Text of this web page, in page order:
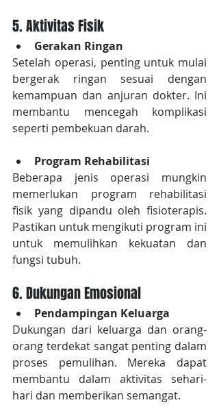
5. Aktivitas Fisik
Gerakan Ringan
Setelah operasi, penting untuk mulai
bergerak ringan sesuai dengan
kemampuan dan anjuran dokter. Ini
membantu mencegah komplikasi
seperti pembekuan darah.
Program Rehabilitasi
Beberapa jenis operasi mungkin
memerlukan program rehabilitasi
fisik yang dipandu oleh fisioterapis.
Pastikan untuk mengikuti program ini
untuk memulihkan kekuatan dan
fungsi tubuh.
6. Dukungan Emosional
Pendampingan Keluarga
Dukungan dari keluarga dan orang-
orang terdekat sangat penting dalam
proses pemulihan. Mereka dapat
membantu dalam aktivitas sehari-
hari dan memberikan semangat.